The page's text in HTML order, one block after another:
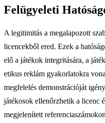
Felügyeleti
A legitimitás a megalapozott
licencekből ered. Ezek a
elő a játékok integritására, a
etikus reklám gyakorlatokra
megfelelés demonstrációját
játékosok ellenőrzhetik a licenc
megjelenített